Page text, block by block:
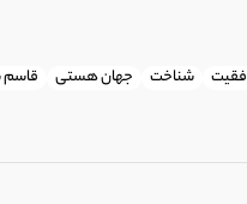
شناخت جهان هستی قاسم